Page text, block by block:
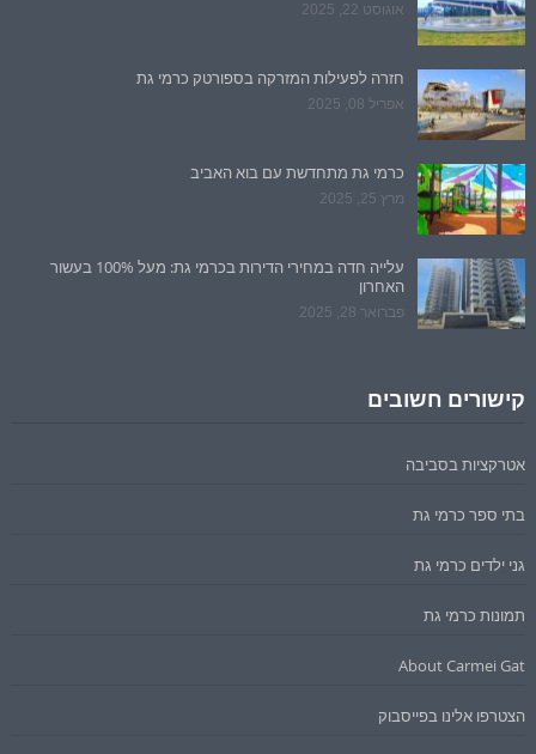
אוגוסט 22, 2025
חזרה לפעילות המזרקה בספורטק כרמי גת
אפריל 08, 2025
כרמי גת מתחדשת עם בוא האביב
מרץ 25, 2025
עלייה חדה במחירי הדירות בכרמי גת: מעל 100% בעשור
האחרון
פברואר 28, 2025
קישורים חשובים
אטרקציות בסביבה
בתי ספר כרמי גת
גני ילדים כרמי גת
תמונות כרמי גת
About Carmei Gat
הצטרפו אלינו בפייסבוק